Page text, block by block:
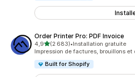
Order Printer Pro: PDF Invoice
4,9étoile(s) sur 5
(2 683)
2683 avis au total
•Installation gratuite
Impression de factures, brouillons et
Built for Shopify